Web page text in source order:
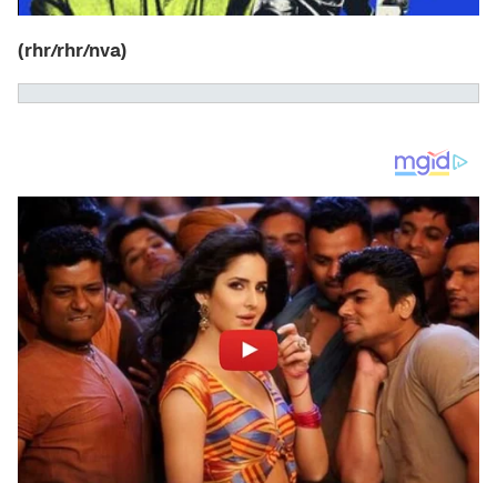
(rhr/rhr/nva)